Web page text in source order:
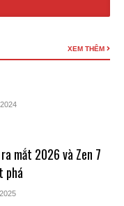
XEM THÊM
mắt 2026 và Zen 7
phá